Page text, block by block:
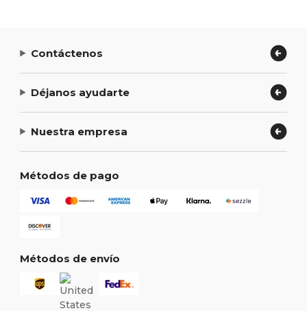
Contáctenos
Déjanos ayudarte
Nuestra empresa
Métodos de pago
Métodos de envío